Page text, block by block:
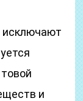
исключают
и